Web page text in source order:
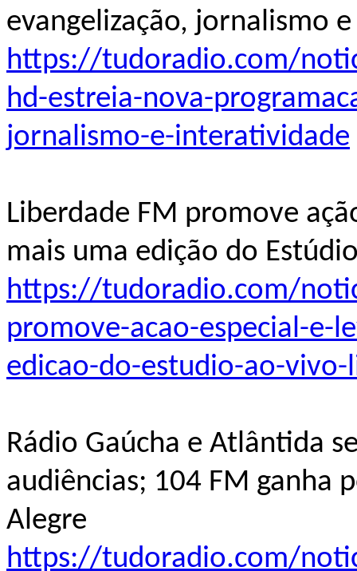
evangelização, jornalismo
https://tudoradio.com/
hd-estreia-nova-
jornalismo-e-interatividade
Liberdade FM promove
mais uma edição do
https://tudoradio.com/
promove-acao-especial-e-
edicao-do-estudio-ao-vivo-
Rádio Gaúcha e Atlântida
audiências; 104 FM ganha
Alegre
https://tudoradio.com/